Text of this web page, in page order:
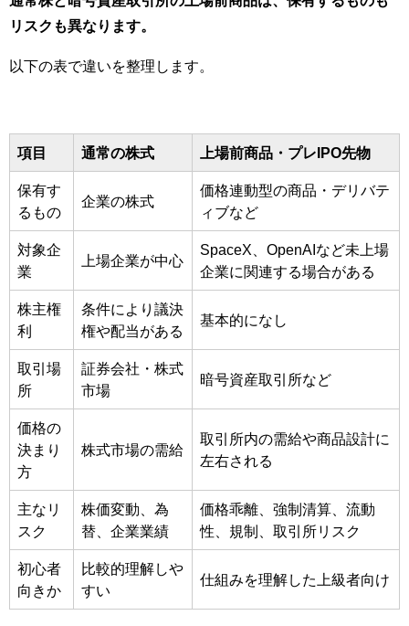
リスクも異なります。
以下の表で違いを整理します。
項目 通常の株式 上場前商品・プレIPO先物
保有す
るもの
企業の株式
価格連動型の商品・デリバテ
ィブなど
対象企
業
上場企業が中心
SpaceX、OpenAIなど未上場
企業に関連する場合がある
株主権
利
条件により議決
権や配当がある
基本的になし
取引場
所
証券会社・株式
市場
暗号資産取引所など
価格の
決まり
方
株式市場の需給
取引所内の需給や商品設計に
左右される
主なリ
スク
株価変動、為
替、企業業績
価格乖離、強制清算、流動
性、規制、取引所リスク
初心者
向きか
比較的理解しや
すい
仕組みを理解した上級者向け